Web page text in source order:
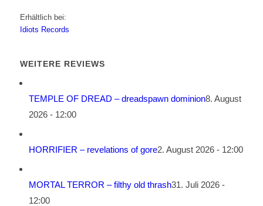
Erhältlich bei:
Idiots Records
WEITERE REVIEWS
TEMPLE OF DREAD – dreadspawn dominion8. August
2026 - 12:00
HORRIFIER – revelations of gore2. August 2026 - 12:00
MORTAL TERROR – filthy old thrash31. Juli 2026 -
12:00